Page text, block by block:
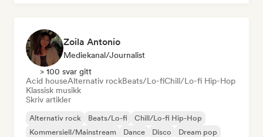
Zoila Antonio
Mediekanal/journalist
> 100 svar gitt
Acid houseAlternativ rockBeats/Lo-fiChill/Lo-fi Hip-Hop
Klassisk musikk
Skriv artikler
Alternativ rock Beats/Lo-fi
Chill/Lo-fi Hip-Hop
Kommersiell/Mainstream
Dance Disco
Dream pop